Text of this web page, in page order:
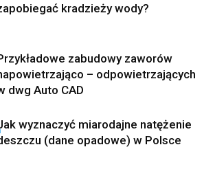
kradzieży wody?
zabudowy zaworów
– odpowietrzających
dwg Auto CAD
wyznaczyć miarodajne natężenie
(dane opadowe) w Polsce